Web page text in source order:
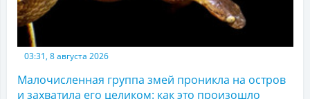
03:31, 8 августа 2026
Малочисленная группа змей проникла на остров
и захватила его целиком: как это произошло